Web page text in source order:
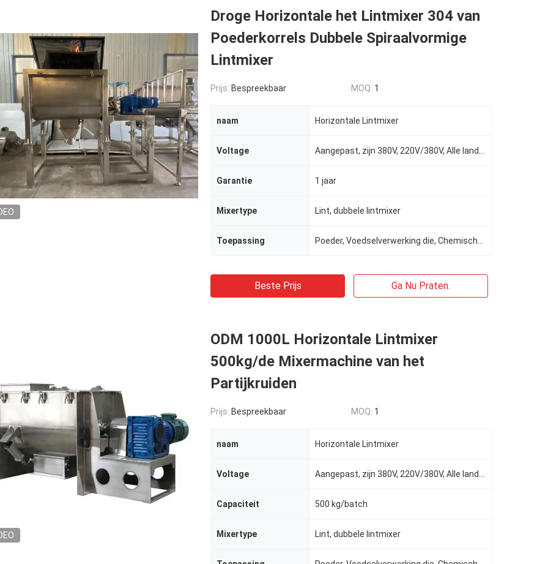
Droge Horizontale het Lintmixer 304 van
Poederkorrels Dubbele Spiraalvormige
Lintmixer
Prijs: Bespreekbaar MOQ: 1
naam Horizontale Lintmixer
Voltage
Garantie 1 jaar
Mixertype Lint, dubbele lintmixer
Toepassing
Beste Prijs Ga Nu Praten.
ODM 1000L Horizontale Lintmixer
500kg/de Mixermachine van het
Partijkruiden
Prijs: Bespreekbaar MOQ: 1
naam Horizontale Lintmixer
Voltage
Capaciteit 500 kg/batch
Mixertype Lint, dubbele lintmixer